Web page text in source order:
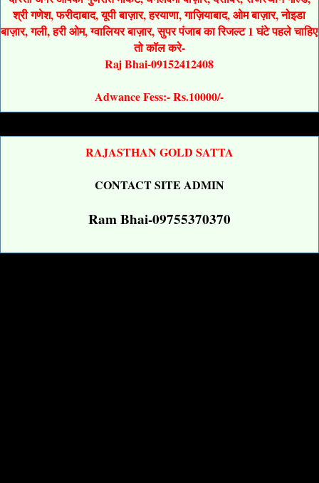
श्री गणेश, फरीदाबाद, यूपी बाज़ार, हरयाणा, गाज़ियाबाद, ओम बाज़ार, नोइडा
बाज़ार, गली, हरी ओम, ग्वालियर बाज़ार, सुपर पंजाब का रिजल्ट 1 घंटे पहले चाहिए
तो कॉल करे-
Raj Bhai-09152412408
Adwance Fess:- Rs.10000/-
RAJASTHAN GOLD SATTA
CONTACT SITE ADMIN
Ram Bhai-09755370370